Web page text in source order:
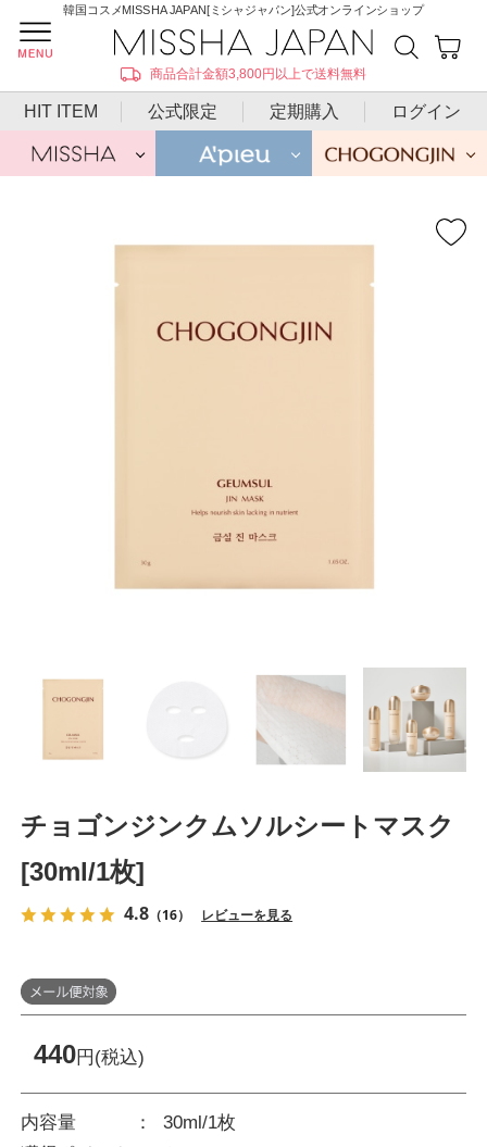
韓国コスメMISSHA JAPAN[ミシャジャパン]公式オンラインショップ
商品合計金額3,800円以上で送料無料
HIT ITEM 公式限定 定期購入 ログイン
チョゴンジンクムソルシートマスク
[30ml/1枚]
4.8 （16） レビューを見る
440円(税込)
内容量
30ml/1枚